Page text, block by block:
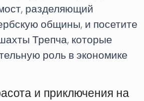
разделяющий
общины, и посетите
Трепча, которые
роль в экономике
и приключения на